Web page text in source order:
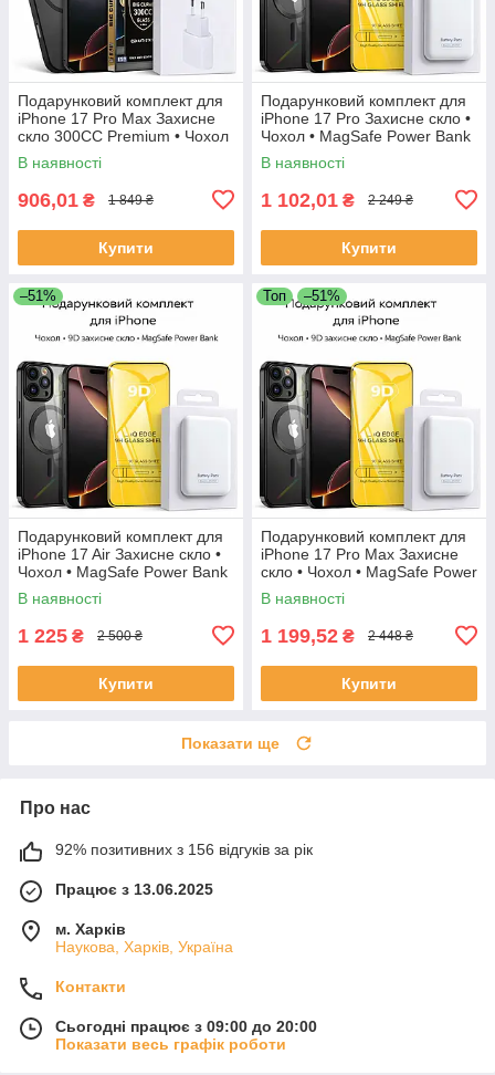
Подарунковий комплект для
iPhone 17 Pro Max Захисне
скло 300CC Premium • Чохол
MagSafe • Зарядний блок
В наявності
906,01 ₴ 1 849 ₴
Купити
Подарунковий комплект для
iPhone 17 Pro Захисне скло •
Чохол • MagSafe Power Bank
В наявності
1 102,01 ₴ 2 249 ₴
Купити
–51%
Подарунковий комплект для
iPhone 17 Air Захисне скло •
Чохол • MagSafe Power Bank
В наявності
1 225 ₴ 2 500 ₴
Купити
Топ –51%
Подарунковий комплект для
iPhone 17 Pro Max Захисне
скло • Чохол • MagSafe Power
Bank
В наявності
1 199,52 ₴ 2 448 ₴
Купити
Показати ще
Про нас
92% позитивних з 156 відгуків за рік
Працює з 13.06.2025
м. Харків
Наукова, Харків, Україна
Контакти
Сьогодні працює з 09:00 до 20:00
Показати весь графік роботи